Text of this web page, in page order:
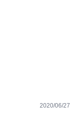
2020/06/27